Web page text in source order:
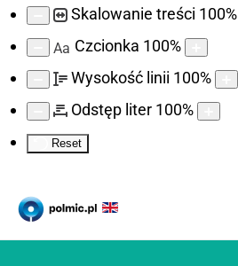
Skalowanie treści 100%
Aa Czcionka 100%
Wysokość linii 100%
Odstęp liter 100%
Reset